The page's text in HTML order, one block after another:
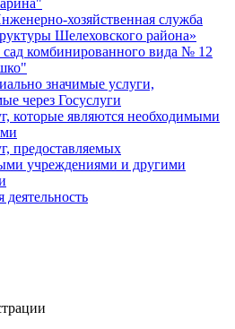
хозяйственная служба
Шелеховского района»
сад комбинированного вида № 12
значимые услуги,
через Госуслуги
которые являются необходимыми
предоставляемых
учреждениями и другими